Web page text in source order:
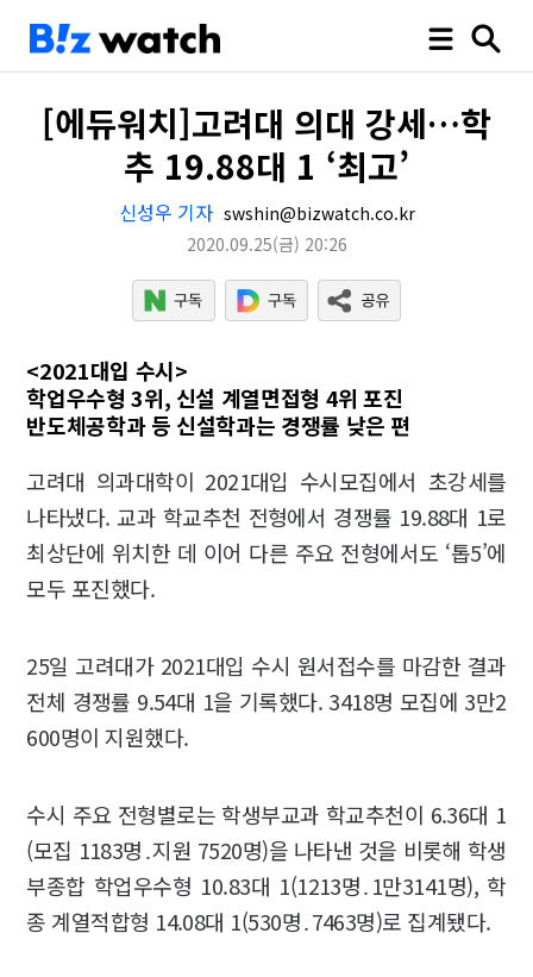
[에듀워치]고려대 의대 강세…학
추 19.88대 1 ‘최고’
신성우 기자 swshin@bizwatch.co.kr
2020.09.25(금) 20:26
<2021대입 수시>
학업우수형 3위, 신설 계열면접형 4위 포진
반도체공학과 등 신설학과는 경쟁률 낮은 편
고려대 의과대학이 2021대입 수시모집에서 초강세를
나타냈다. 교과 학교추천 전형에서 경쟁률 19.88대 1로
최상단에 위치한 데 이어 다른 주요 전형에서도 ‘톱5’에
모두 포진했다.
25일 고려대가 2021대입 수시 원서접수를 마감한 결과
전체 경쟁률 9.54대 1을 기록했다. 3418명 모집에 3만2
600명이 지원했다.
수시 주요 전형별로는 학생부교과 학교추천이 6.36대 1
(모집 1183명․지원 7520명)을 나타낸 것을 비롯해 학생
부종합 학업우수형 10.83대 1(1213명․1만3141명), 학
종 계열적합형 14.08대 1(530명․7463명)로 집계됐다.